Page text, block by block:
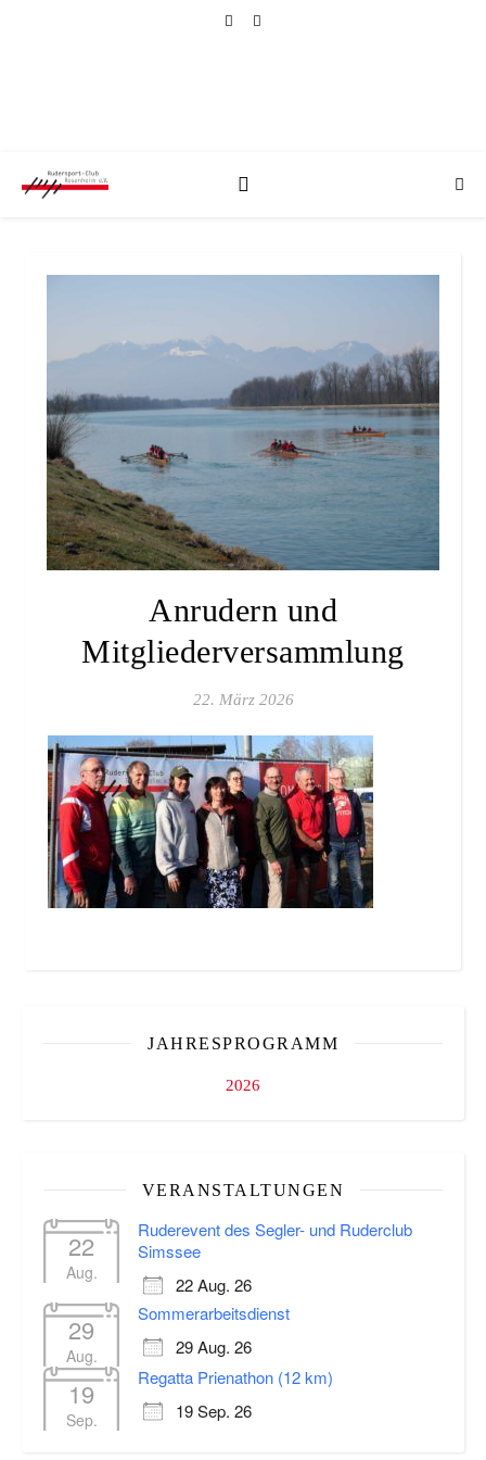
Anrudern und
Mitgliederversammlung
22. März 2026
JAHRESPROGRAMM
2026
VERANSTALTUNGEN
22
Aug.
Ruderevent des Segler- und Ruderclub
Simssee
22 Aug. 26
29
Aug.
Sommerarbeitsdienst
29 Aug. 26
19
Sep.
Regatta Prienathon (12 km)
19 Sep. 26